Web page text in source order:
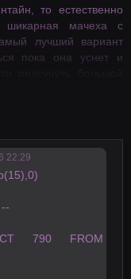
то естественно
шикарная мачеха с
лучший вариант
пока она уснет и
милфа ничего не
22:29
790 FROM